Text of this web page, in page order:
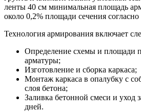
ленты 40 см минимальная площадь
около 0,2% площади сечения
Технология армирования включает
Определение схемы и площади
арматуры;
Изготовление и сборка каркаса;
Монтаж каркаса в опалубку с
слоя бетона;
Заливка бетонной смеси и уход
дней.